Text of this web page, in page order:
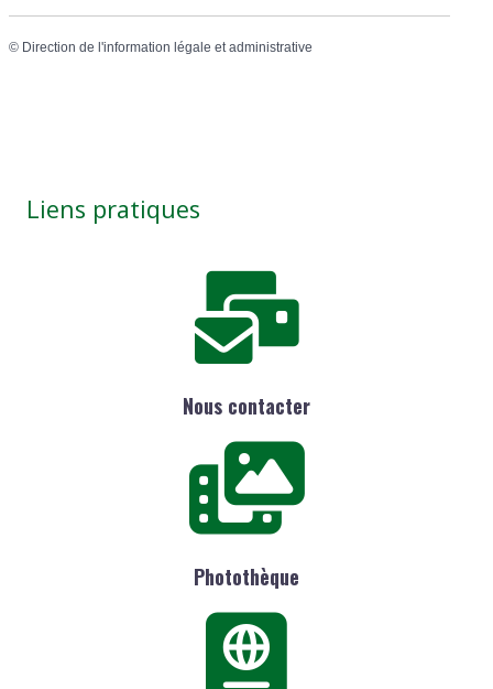
© Direction de l'information légale et administrative
Liens pratiques
Nous contacter
Photothèque